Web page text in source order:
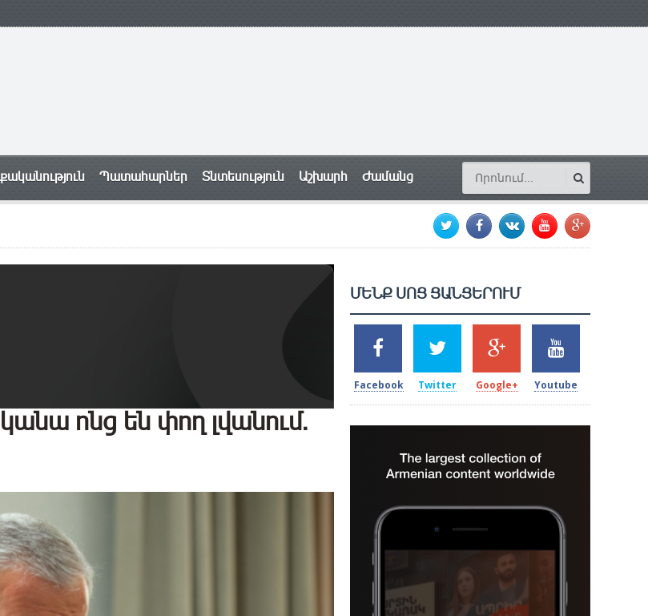
Պատահարներ Տնտեսություն Աշխարհ Ժամանց
ոնց են փող լվանում.
ՄԵՆՔ ՍՈՑ ՑԱՆՑԵՐՈՒՄ
2k
SHARES
Facebook
1.5k
TWEETS
Twitter
203
SHARES
Google+
620
SHARES
Youtube